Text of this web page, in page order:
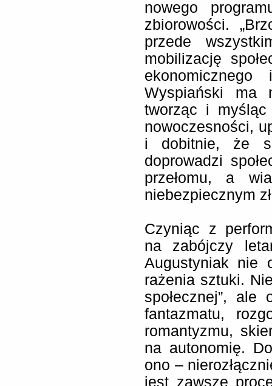
nowego
zbiorowości.
przede
mobilizację
Wyspiański ma
tworząc i
nowoczesności,
i dobitnie, że
doprowadzi
przełomu, a
niebezpiecznym
Czyniąc z
na zabójczy
Augustyniak nie
rażenia sztuki.
społecznej”, ale
fantazmatu,
romantyzmu,
na autonomię.
ono –
jest zawsze